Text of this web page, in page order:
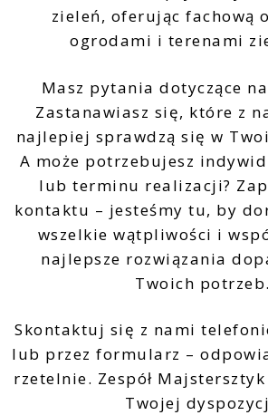
zieleń, oferując fachową
ogrodami i terenami
Masz pytania dotyczące
Zastanawiasz się, które z
najlepiej sprawdzą się w
A może potrzebujesz
lub terminu realizacji?
kontaktu – jesteśmy tu, by
wszelkie wątpliwości i
najlepsze rozwiązania
Twoich potrzeb.
Skontaktuj się z nami
lub przez formularz –
rzetelnie. Zespół
Twojej